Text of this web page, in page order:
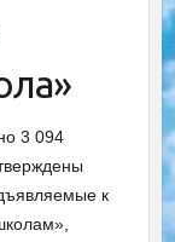
3 094
к